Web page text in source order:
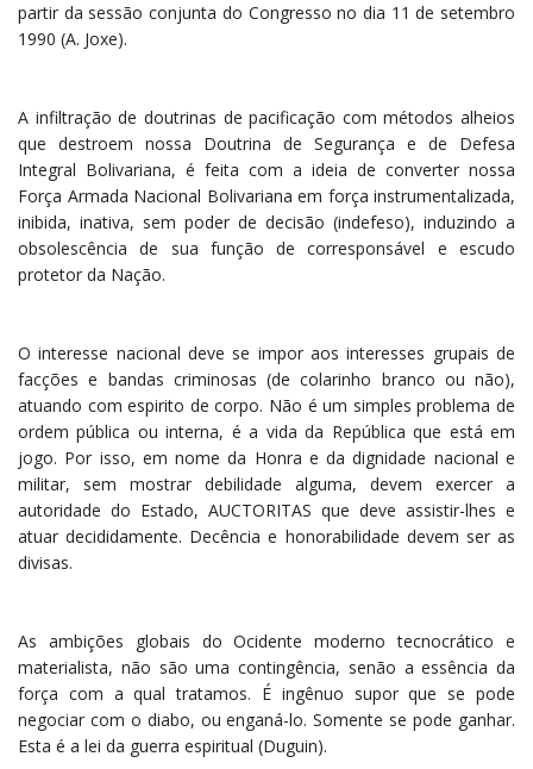
partir da sessão conjunta do Congresso no dia 11 de setembro
1990 (A. Joxe).
A infiltração de doutrinas de pacificação com métodos alheios
que destroem nossa Doutrina de Segurança e de Defesa
Integral Bolivariana, é feita com a ideia de converter nossa
Força Armada Nacional Bolivariana em força instrumentalizada,
inibida, inativa, sem poder de decisão (indefeso), induzindo a
obsolescência de sua função de corresponsável e escudo
protetor da Nação.
O interesse nacional deve se impor aos interesses grupais de
facções e bandas criminosas (de colarinho branco ou não),
atuando com espirito de corpo. Não é um simples problema de
ordem pública ou interna, é a vida da República que está em
jogo. Por isso, em nome da Honra e da dignidade nacional e
militar, sem mostrar debilidade alguma, devem exercer a
autoridade do Estado, AUCTORITAS que deve assistir-lhes e
atuar decididamente. Decência e honorabilidade devem ser as
divisas.
As ambições globais do Ocidente moderno tecnocrático e
materialista, não são uma contingência, senão a essência da
força com a qual tratamos. É ingênuo supor que se pode
negociar com o diabo, ou enganá-lo. Somente se pode ganhar.
Esta é a lei da guerra espiritual (Duguin).